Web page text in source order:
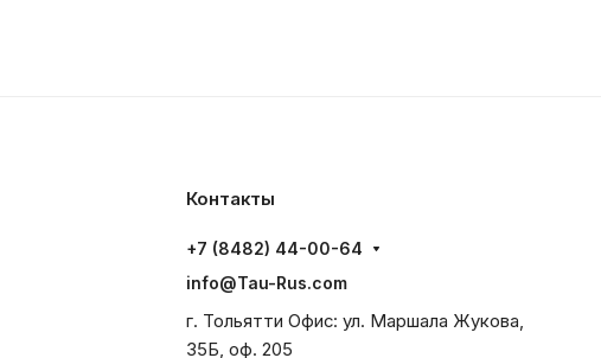
Контакты
+7 (8482) 44-00-64
info@Tau-Rus.com
г. Тольятти Офис: ул. Маршала Жукова,
35Б, оф. 205